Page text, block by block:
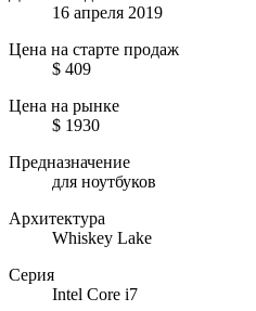
16 апреля 2019
Цена на старте продаж
$ 409
Цена на рынке
$ 1930
Предназначение
для ноутбуков
Архитектура
Whiskey Lake
Серия
Intel Core i7